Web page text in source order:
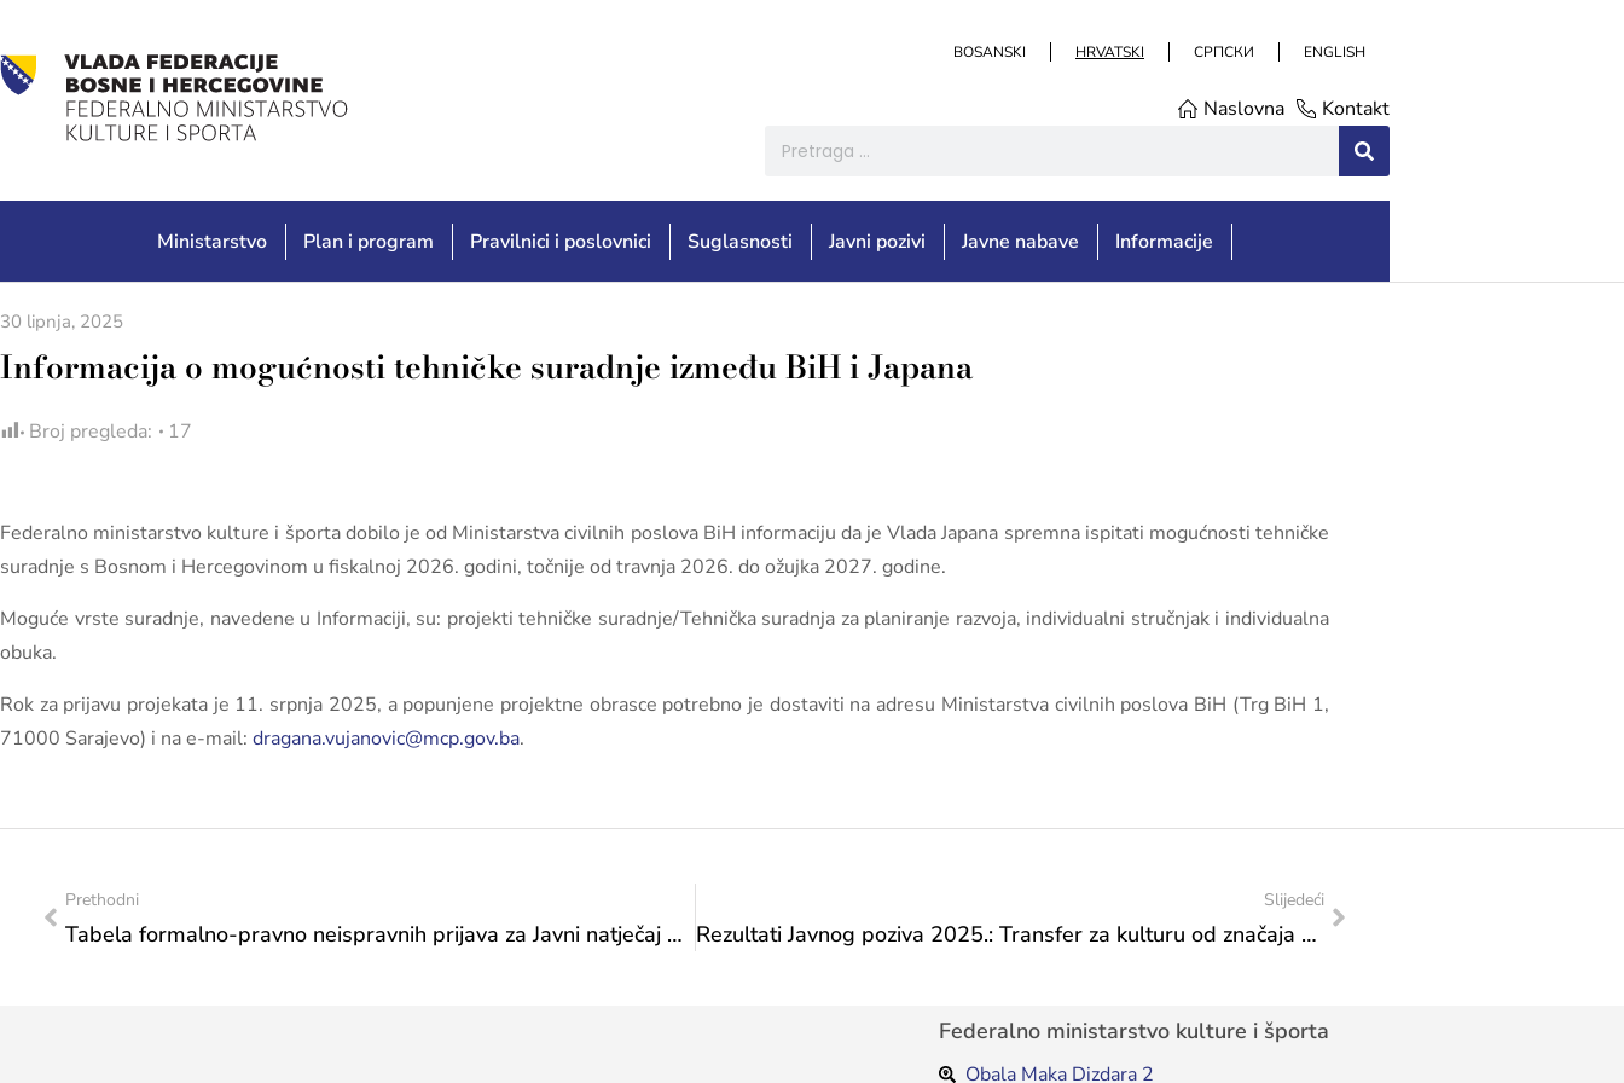
BOSANSKI HRVATSKI СРПСКИ ENGLISH
Naslovna Kontakt
Ministarstvo Plan i program Pravilnici i poslovnici Suglasnosti Javni pozivi Javne nabave Informacije
30 lipnja, 2025
Informacija o mogućnosti tehničke suradnje između BiH i Japana
Broj pregleda: 17
Federalno ministarstvo kulture i športa dobilo je od Ministarstva civilnih poslova BiH informaciju da je Vlada Japana spremna ispitati mogućnosti tehničke
suradnje s Bosnom i Hercegovinom u fiskalnoj 2026. godini, točnije od travnja 2026. do ožujka 2027. godine.
Moguće vrste suradnje, navedene u Informaciji, su: projekti tehničke suradnje/Tehnička suradnja za planiranje razvoja, individualni stručnjak i individualna
obuka.
Rok za prijavu projekata je 11. srpnja 2025, a popunjene projektne obrasce potrebno je dostaviti na adresu Ministarstva civilnih poslova BiH (Trg BiH 1,
71000 Sarajevo) i na e-mail: dragana.vujanovic@mcp.gov.ba.
Prethodni
Tabela formalno-pravno neispravnih prijava za Javni natječaj 2025. – Transfer za potporu mobilnost umjetnika
Slijedeći
Rezultati Javnog poziva 2025.: Transfer za kulturu od značaja za Bosnu i Hercegovinu, Program 4. Međunarodna manifestacija “Dani europskog nasljeđa”
Federalno ministarstvo kulture i športa
Obala Maka Dizdara 2